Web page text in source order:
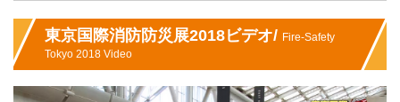
東京国際消防防災展2018ビデオ/ Fire-Safety
Tokyo 2018 Video